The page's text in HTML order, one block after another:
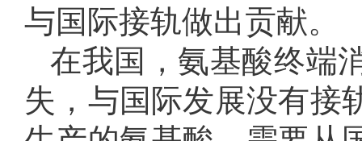
与国际接轨做出贡献。
在我国，氨基酸终端
失，与国际发展没有接